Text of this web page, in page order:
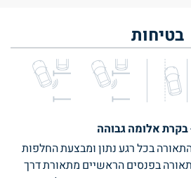
בטיחות
בכל רגע נתון ומבצעת החלפות
בפנסים הראשיים מתאורת דרך